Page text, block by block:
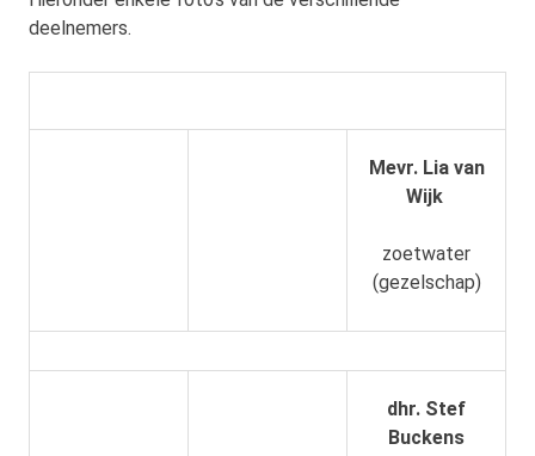
deelnemers.
Mevr. Lia van
Wijk
zoetwater
(gezelschap)
dhr. Stef
Buckens